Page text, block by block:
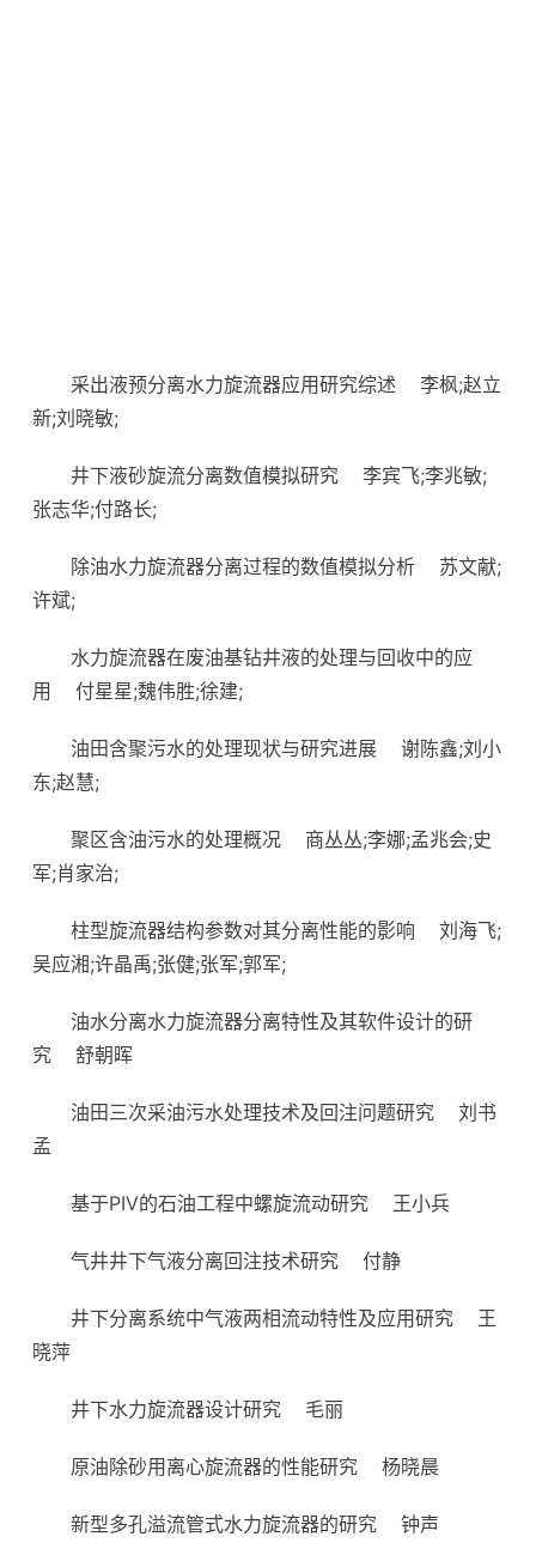
采出液预分离水力旋流器应用研究综述 李枫;赵立
新;刘晓敏;
井下液砂旋流分离数值模拟研究 李宾飞;李兆敏;
张志华;付路长;
除油水力旋流器分离过程的数值模拟分析 苏文献;
许斌;
水力旋流器在废油基钻井液的处理与回收中的应
用 付星星;魏伟胜;徐建;
油田含聚污水的处理现状与研究进展 谢陈鑫;刘小
东;赵慧;
聚区含油污水的处理概况 商丛丛;李娜;孟兆会;史
军;肖家治;
柱型旋流器结构参数对其分离性能的影响 刘海飞;
吴应湘;许晶禹;张健;张军;郭军;
油水分离水力旋流器分离特性及其软件设计的研
究 舒朝晖
油田三次采油污水处理技术及回注问题研究 刘书
孟
基于PIV的石油工程中螺旋流动研究 王小兵
气井井下气液分离回注技术研究 付静
井下分离系统中气液两相流动特性及应用研究 王
晓萍
井下水力旋流器设计研究 毛丽
原油除砂用离心旋流器的性能研究 杨晓晨
新型多孔溢流管式水力旋流器的研究 钟声